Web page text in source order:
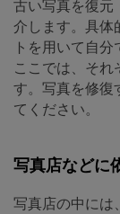
古い写真を復元
介します。具体
トを用いて自分
ここでは、それ
す。写真を修復
てください。
写真店などに
写真店の中には、